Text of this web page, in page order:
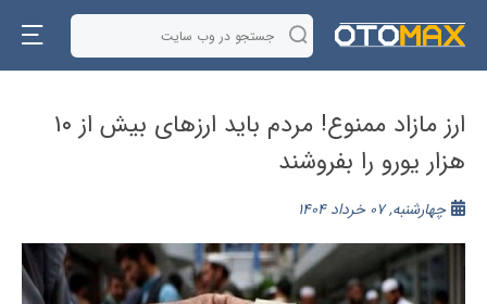
ارز مازاد ممنوع! مردم باید ارزهای بیش از ۱۰
هزار یورو را بفروشند
چهارشنبه, 07 خرداد 1404